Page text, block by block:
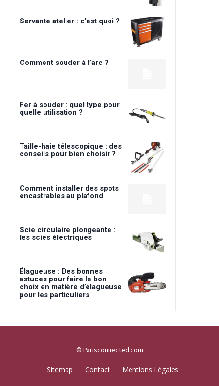
Servante atelier : c’est quoi ?
Comment souder à l’arc ?
Fer à souder : quel type pour
quelle utilisation ?
Taille-haie télescopique : des
conseils pour bien choisir ?
Comment installer des spots
encastrables au plafond
Scie circulaire plongeante :
les scies électriques
Élagueuse : Des bonnes
astuces pour faire le bon
choix en matière d’élagueuse
pour les particuliers
© Parisconnected.com
Sitemap Contact Mentions Légales